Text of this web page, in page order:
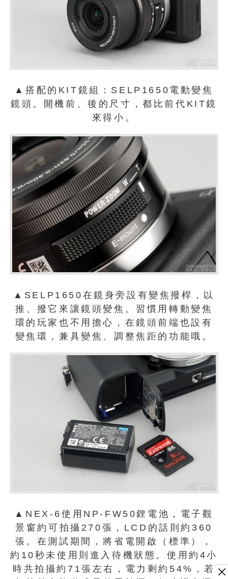
▲搭配的KIT鏡組：SELP1650電動變焦
鏡頭。開機前、後的尺寸，都比前代KIT鏡
來得小。
▲SELP1650在鏡身旁設有變焦撥桿，以
推、撥它來讓鏡頭變焦。習慣用轉動變焦
環的玩家也不用擔心，在鏡頭前端也設有
變焦環，兼具變焦、調整焦距的功能哦。
▲NEX-6使用NP-FW50鋰電池，電子觀
景窗約可拍攝270張，LCD的話則約360
張。在測試期間，將省電開啟（標準），
約10秒未使用則進入待機狀態。使用約4小
時共拍攝約71張左右，電力剩約54%，若